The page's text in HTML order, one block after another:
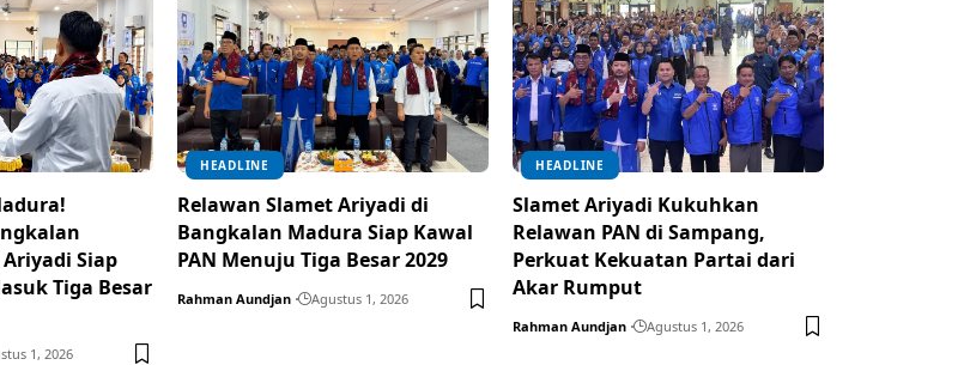
Siap
Tiga Besar
1, 2026
HEADLINE
Relawan Slamet Ariyadi di
Bangkalan Madura Siap Kawal
PAN Menuju Tiga Besar 2029
Rahman Aundjan Agustus 1, 2026
HEADLINE
Slamet Ariyadi Kukuhkan
Relawan PAN di Sampang,
Perkuat Kekuatan Partai dari
Akar Rumput
Rahman Aundjan Agustus 1, 2026